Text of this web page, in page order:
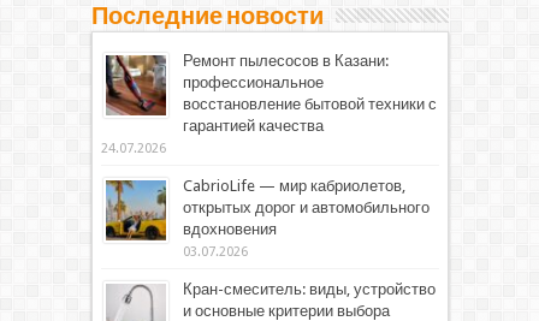
Последние новости
Ремонт пылесосов в Казани:
профессиональное
восстановление бытовой техники с
гарантией качества
24.07.2026
CabrioLife — мир кабриолетов,
открытых дорог и автомобильного
вдохновения
03.07.2026
Кран-смеситель: виды, устройство
и основные критерии выбора